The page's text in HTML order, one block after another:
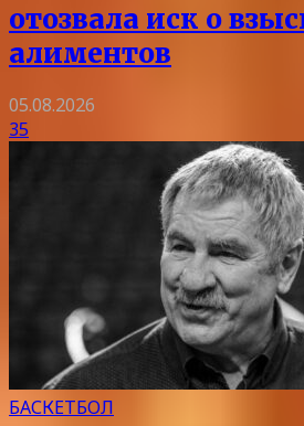
отозвала иск о
алиментов
05.08.2026
35
БАСКЕТБОЛ